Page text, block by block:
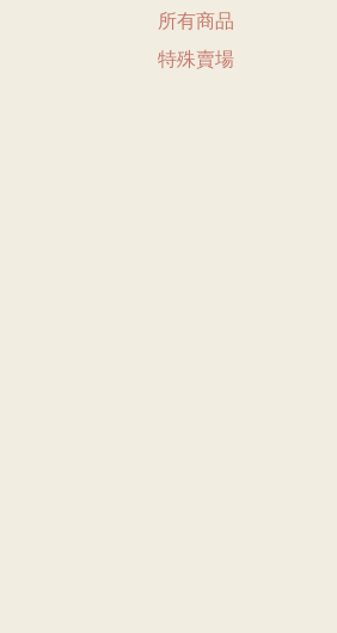
所有商品
特殊賣場